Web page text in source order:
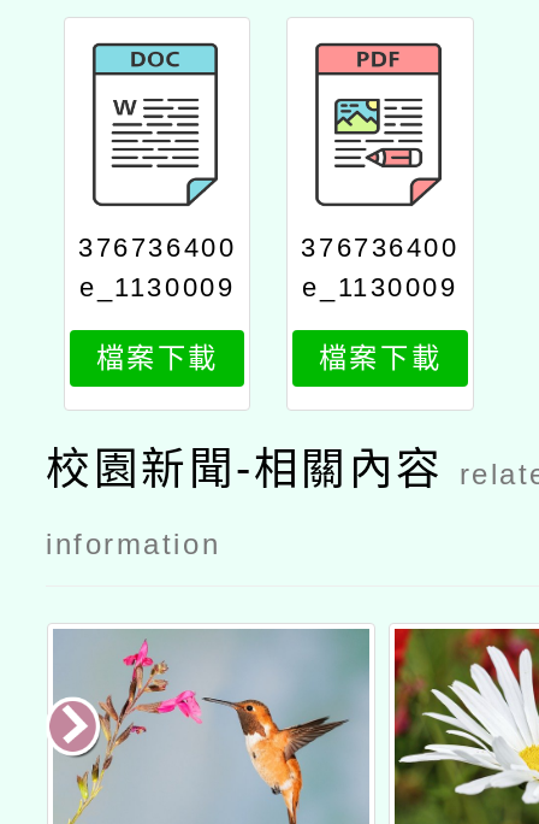
376736400
e_1130009
456_attach
2
檔案下載
376736400
e_1130009
456_attach
1
檔案下載
校園新聞-相關內容
information